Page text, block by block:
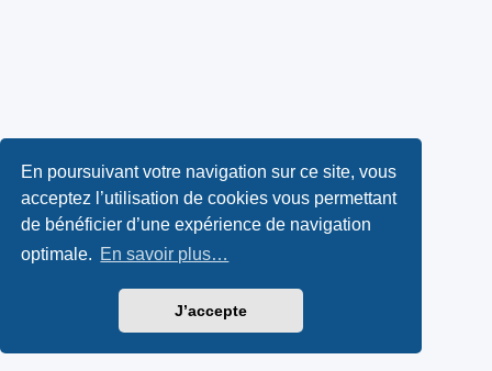
En poursuivant votre navigation sur ce site, vous
acceptez l’utilisation de cookies vous permettant
de bénéficier d’une expérience de navigation
optimale. En savoir plus…
J’accepte